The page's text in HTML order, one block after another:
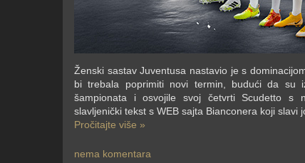
Ženski sastav Juventusa nastavio je s
bi trebala poprimiti novi termin, budući da su
šampionata i osvojile svoj četvrti Scudetto s
slavljenički tekst s WEB sajta Bianconera koji slavi
Pročitajte više »
nema komentara